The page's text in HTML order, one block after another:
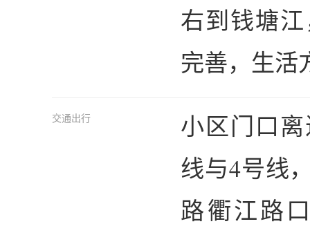
右到钱塘
完善，生活
交通出行
小区门口
线与4号线
路衢江路